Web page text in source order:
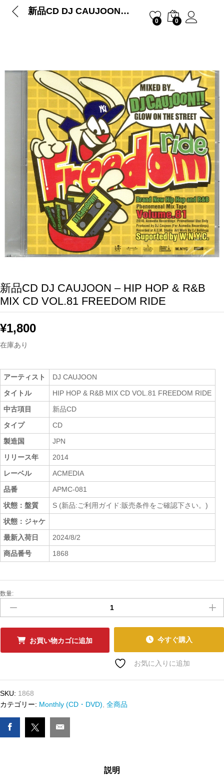
新品CD DJ CAUJOON – HIP HOP & R&B MIX CD VOL.81 FREEDOM RIDE
0 0
新品CD DJ CAUJOON – HIP HOP & R&B
MIX CD VOL.81 FREEDOM RIDE
¥1,800
在庫あり
アーティスト
DJ CAUJOON
タイトル
HIP HOP & R&B MIX CD VOL.81 FREEDOM RIDE
中古項目
新品CD
タイプ
CD
製造国
JPN
リリース年
2014
レーベル
ACMEDIA
品番
APMC-081
状態：盤質
S (新品:ご利用ガイド:販売条件をご確認下さい。)
状態：ジャケ
最新入荷日
2024/8/2
商品番号
1868
新
CD
DJ
CAUJOON
-
R&B
MIX
CD
VOL.81
FREEDOM
数量:
お買い物カゴに追加 今すぐ購入
お気に入りに追加
SKU: 1868
カテゴリー: Monthly (CD・DVD) 全商品
説明